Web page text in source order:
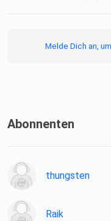
Melde Dich an,
Abonnenten
thungsten
Raik